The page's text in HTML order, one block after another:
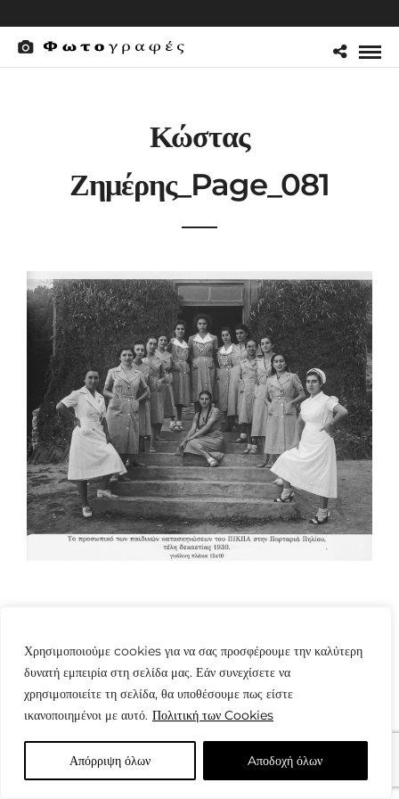
Χρησιμοποιούμε cookies για να σας προσφέρουμε την καλύτερη
δυνατή εμπειρία στη σελίδα μας. Εάν συνεχίσετε να
χρησιμοποιείτε τη σελίδα, θα υποθέσουμε πως είστε
ικανοποιημένοι με αυτό. Πολιτική των Cookies
Απόρριψη όλων Aποδοχή όλων
Κώστας
Ζημέρης_Page_081
© Copyright: www.fotografes.gr - Δαμιανός Μωραΐτης